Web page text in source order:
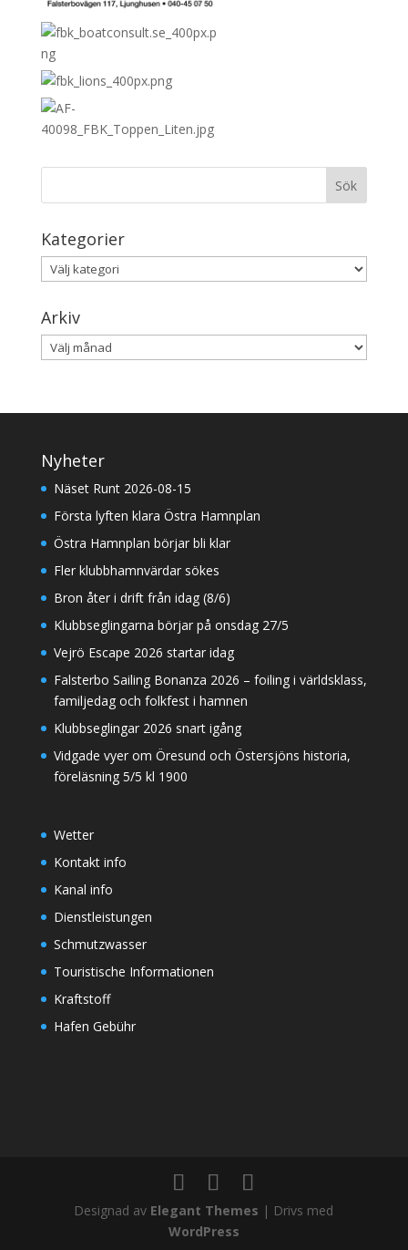
Kategorier
Kategorier
Arkiv
Arkiv
Nyheter
Näset Runt 2026-08-15
Första lyften klara Östra Hamnplan
Östra Hamnplan börjar bli klar
Fler klubbhamnvärdar sökes
Bron åter i drift från idag (8/6)
Klubbseglingarna börjar på onsdag 27/5
Vejrö Escape 2026 startar idag
Falsterbo Sailing Bonanza 2026 – foiling i världsklass,
familjedag och folkfest i hamnen
Klubbseglingar 2026 snart igång
Vidgade vyer om Öresund och Östersjöns historia,
föreläsning 5/5 kl 1900
Wetter
Kontakt info
Kanal info
Dienstleistungen
Schmutzwasser
Touristische Informationen
Kraftstoff
Hafen Gebühr
Designad av Elegant Themes | Drivs med
WordPress